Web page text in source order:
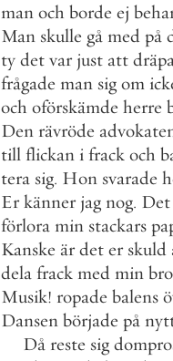
man och borde ej
Man skulle gå med på
ty det var just att
frågade man sig om
och oförskämde herre
Den rävröde
till flickan i frack och
tera sig. Hon svarade
Er känner jag nog. Det
förlora min stackars
Kanske är det er skuld
dela frack med min
Musik! ropade balens
Dansen började på
Då reste sig